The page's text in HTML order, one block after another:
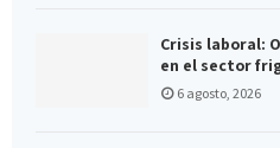
Crisis laboral:
en el sector
6 agosto, 2026